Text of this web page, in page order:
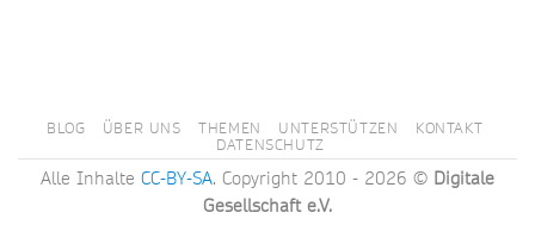
BLOG ÜBER UNS THEMEN UNTERSTÜTZEN
KONTAKT
DATENSCHUTZ
Alle Inhalte CC-BY-SA. Copyright 2010 - 2026 © Digitale
Gesellschaft e.V.